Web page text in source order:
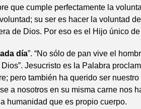
que cumple perfectamente la
su ser es hacer la voluntad
de Dios. Por eso es el Hijo único
día”. “No sólo de pan vive el
Jesucristo es la Palabra
pero también ha querido ser
a nosotros en su misma carne nos
humanidad que es propio cuerpo.